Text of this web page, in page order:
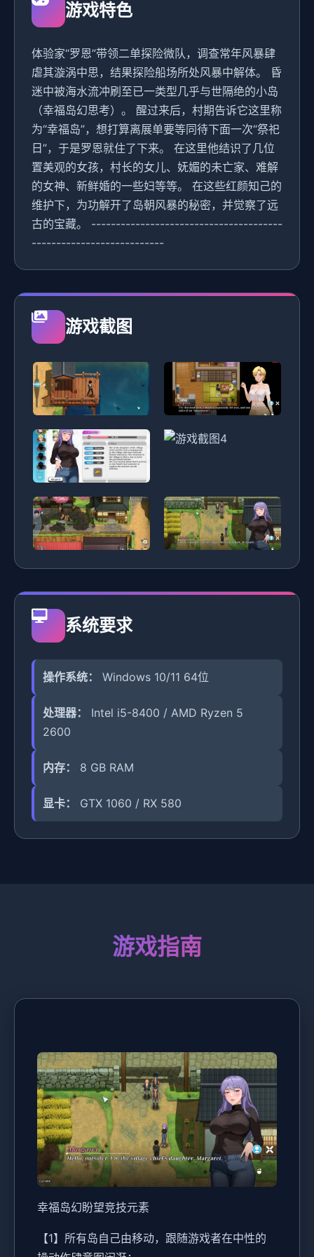
游戏特色
体验家“罗恩”带领二单探险微队，调查常年风暴肆
虐其漩涡中思，结果探险船场所处风暴中解体。 昏
迷中被海水流冲刷至已一类型几乎与世隔绝的小岛
（幸福岛幻思考）。 醒过来后，村期告诉它这里称
为“幸福岛”，想打算离展单要等同待下面一次“祭祀
日”，于是罗恩就住了下来。 在这里他结识了几位
置美观的女孩，村长的女儿、妩媚的未亡家、难解
的女神、新鲜婚的一些妇等等。 在这些红颜知己的
维护下，为功解开了岛朝风暴的秘密，并觉察了远
古的宝藏。 ---------------------------------------
---------------------------
游戏截图
系统要求
操作系统： Windows 10/11 64位
处理器：
Intel i5-8400 / AMD Ryzen 5
2600
内存： 8 GB RAM
显卡： GTX 1060 / RX 580
游戏指南
幸福岛幻盼望竞技元素
【1】所有岛自己由移动，跟随游戏者在中性的